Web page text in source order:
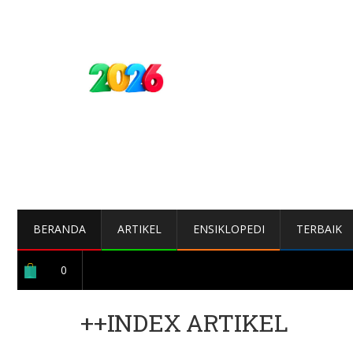
BERANDA ARTIKEL ENSIKLOPEDI TERBAIK
0
++INDEX ARTIKEL